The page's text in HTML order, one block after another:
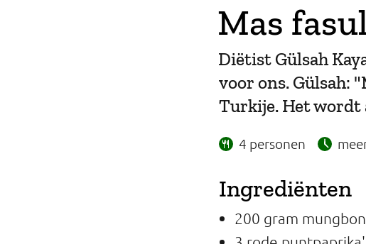
Professionals
Onderwijs
Eetomgevingen
Mas
Diëtist Gülsah
voor ons. Gülsah:
Turkije. Het wordt
4 personen
Ingrediënten
200 gram